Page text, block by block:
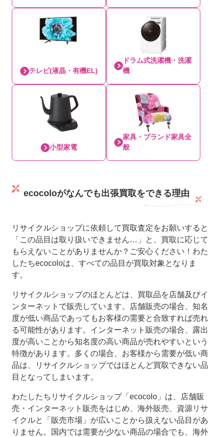
テレビ(液晶・有機EL)
ドラム式洗濯機・洗濯
機
小型家電
家具・ブランド家具全
般
ecocoloがなんでも出張買取をできる理由
リサイクルショップに依頼して買取査定をお願いすると
「この品目は取り扱いできません…」と、買取に応じて
もらえないことがありませんか？ご安心ください！わた
したちecocoloは、すべての品目が買取対象となりま
す。
リサイクルショップのほとんどは、買取品を店舗及びイ
ンターネットで販売しています。店舗販売の場合、知名
度が低い商品であってもお客様の需要と合致すれば売れ
る可能性があります。インターネット販売の場合、露出
度が高いことから知名度の高い商品が売れやすいという
特徴があります。多くの場合、お客様から需要が低い商
品は、リサイクルショップではほとんど買取できない品
目となってしまいます。
わたしたちリサイクルショップ「ecocolo」は、店舗販
売・インターネット販売をはじめ、海外販売、資源リサ
イクルと「販売市場」が広いことから扱えない品目があ
りません。国内では需要が少ない商品の場合でも、海外